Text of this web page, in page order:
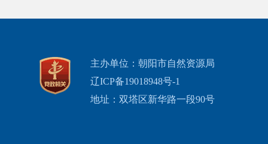
主办单位：朝阳市自然资源局
辽ICP备19018948号-1
地址：双塔区新华路一段90号